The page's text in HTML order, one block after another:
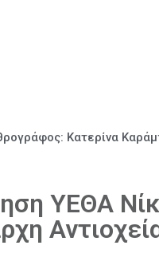
Κατερίνα
ΥΕΘΑ